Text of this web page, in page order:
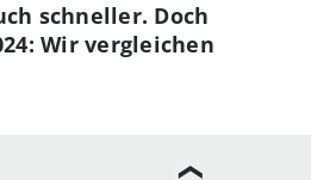
schneller. Doch
Wir vergleichen